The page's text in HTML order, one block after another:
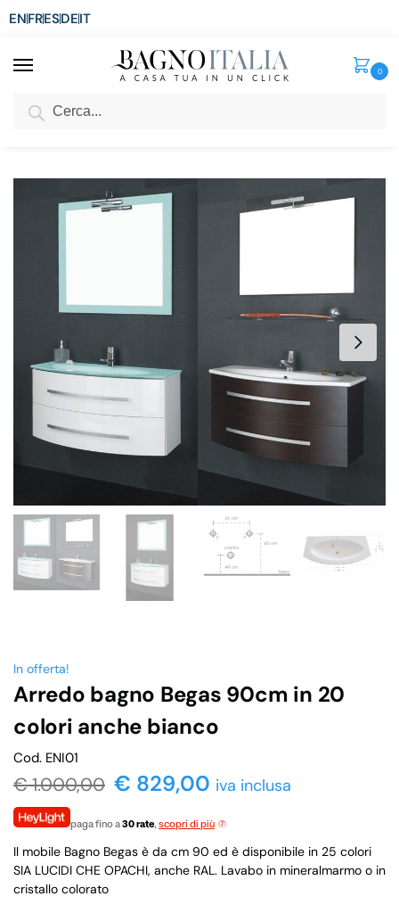
ENFRESDEIT
0
SCONTO del 3%
In offerta!
Arredo bagno Begas 90cm in 20
colori anche bianco
Cod. ENI01
€1.000,00 € 829,00 iva inclusa
paga fino a30 rate, scopri di più
Il mobile Bagno Begas è da cm 90 ed è disponibile in 25 colori
SIA LUCIDI CHE OPACHI, anche RAL. Lavabo in mineralmarmo o in
cristallo colorato